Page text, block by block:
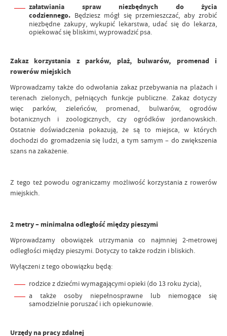
załatwiania spraw niezbędnych do życia
codziennego. Będziesz mógł się przemieszczać, aby zrobić
niezbędne zakupy, wykupić lekarstwa, udać się do lekarza,
opiekować się bliskimi, wyprowadzić psa.
Zakaz korzystania z parków, plaż, bulwarów, promenad i
rowerów miejskich
Wprowadzamy także do odwołania zakaz przebywania na plażach i
terenach zielonych, pełniących funkcje publiczne. Zakaz dotyczy
więc parków, zieleńców, promenad, bulwarów, ogrodów
botanicznych i zoologicznych, czy ogródków jordanowskich.
Ostatnie doświadczenia pokazują, że są to miejsca, w których
dochodzi do gromadzenia się ludzi, a tym samym – do zwiększenia
szans na zakażenie.
Z tego też powodu ograniczamy możliwość korzystania z rowerów
miejskich.
2 metry – minimalna odległość między pieszymi
Wprowadzamy obowiązek utrzymania co najmniej 2-metrowej
odległości między pieszymi. Dotyczy to także rodzin i bliskich.
Wyłączeni z tego obowiązku będą:
rodzice z dziećmi wymagającymi opieki (do 13 roku życia),
a także osoby niepełnosprawne lub niemogące się
samodzielnie poruszać i ich opiekunowie.
Urzędy na pracy zdalnej